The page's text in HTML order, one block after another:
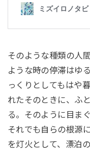
そのような種類の人
ような時の停滞はゆ
っくりとしてもはや
れたそのときに、ふ
る。そのように目ま
それでも自らの根源
を灯火として、漂泊